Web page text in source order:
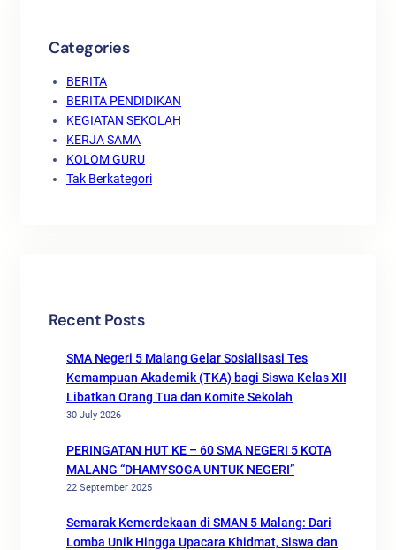
Categories
BERITA
BERITA PENDIDIKAN
KEGIATAN SEKOLAH
KERJA SAMA
KOLOM GURU
Tak Berkategori
Recent Posts
SMA Negeri 5 Malang Gelar Sosialisasi Tes
Kemampuan Akademik (TKA) bagi Siswa Kelas XII
Libatkan Orang Tua dan Komite Sekolah
30 July 2026
PERINGATAN HUT KE – 60 SMA NEGERI 5 KOTA
MALANG “DHAMYSOGA UNTUK NEGERI”
22 September 2025
Semarak Kemerdekaan di SMAN 5 Malang: Dari
Lomba Unik Hingga Upacara Khidmat, Siswa dan